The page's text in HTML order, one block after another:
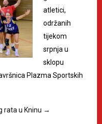
atletici,
održanih
tijekom
srpnja u
sklopu
Plazma Sportskih
rata u Kninu →